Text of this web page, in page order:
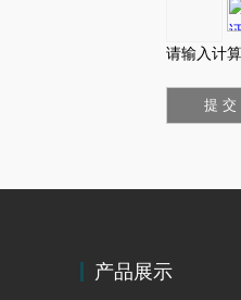
请输入计
产品展示